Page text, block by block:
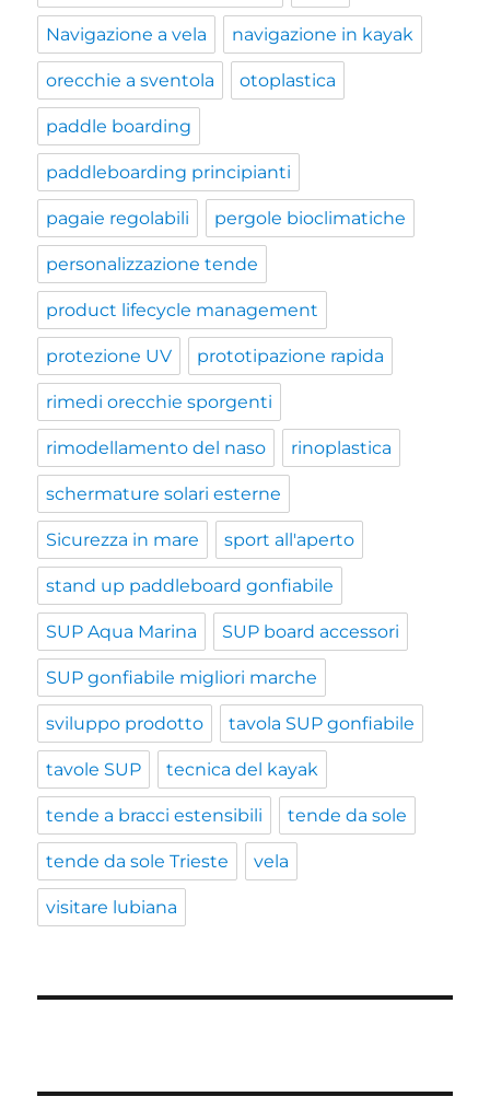
Navigazione a vela navigazione in kayak
orecchie a sventola otoplastica
paddle boarding
paddleboarding principianti
pagaie regolabili pergole bioclimatiche
personalizzazione tende
product lifecycle management
protezione UV prototipazione rapida
rimedi orecchie sporgenti
rimodellamento del naso rinoplastica
schermature solari esterne
Sicurezza in mare sport all'aperto
stand up paddleboard gonfiabile
SUP Aqua Marina SUP board accessori
SUP gonfiabile migliori marche
sviluppo prodotto tavola SUP gonfiabile
tavole SUP tecnica del kayak
tende a bracci estensibili tende da sole
tende da sole Trieste vela
visitare lubiana